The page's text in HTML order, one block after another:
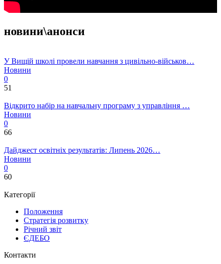
новини\анонси
У Вищій школі провели навчання з цивільно-військов…
Новини
0
51
Відкрито набір на навчальну програму з управління …
Новини
0
66
Дайджест освітніх результатів: Липень 2026…
Новини
0
60
Категорії
Положення
Стратегія розвитку
Річний звіт
ЄДЕБО
Контакти